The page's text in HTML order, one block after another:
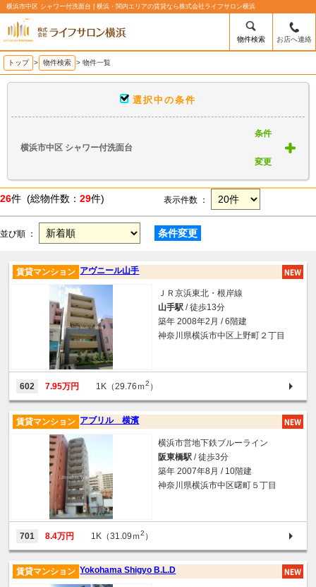
横浜市中区 シャワー付洗面台 | 横浜・関内エリアの賃貸なら株式会社ライフサロン横浜
物件検索 お店へ連絡
トップ > 物件検索 > 物件一覧
選択中の条件
横浜市中区 シャワー付洗面台
条件
変更
26件 (総物件数： 29件) 表示件数 ：
並び順 ： 条件変更
アヴニール山手
賃貸マンション
ＪＲ京浜東北・根岸線
山手駅 / 徒歩13分
築年 2008年2月 / 6階建
神奈川県横浜市中区上野町２丁目
602 7.95万円 1K（29.76ｍ2 ）
アブリル 横濱
賃貸マンション
横浜市営地下鉄ブルーライン
阪東橋駅 / 徒歩3分
築年 2007年8月 / 10階建
神奈川県横浜市中区曙町５丁目
701 8.4万円 1K（31.09ｍ2 ）
Yokohama Shigyo B.L.D
賃貸マンション